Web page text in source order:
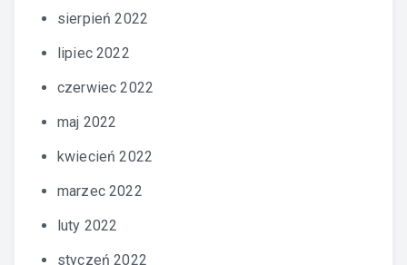
sierpień 2022
lipiec 2022
czerwiec 2022
maj 2022
kwiecień 2022
marzec 2022
luty 2022
styczeń 2022